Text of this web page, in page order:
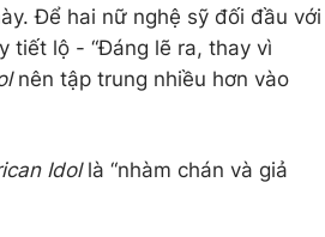
Để hai nữ nghệ sỹ đối đầu với
tiết lộ - “Đáng lẽ ra, thay vì
nên tập trung nhiều hơn vào
Idollà “nhàm chán và giả